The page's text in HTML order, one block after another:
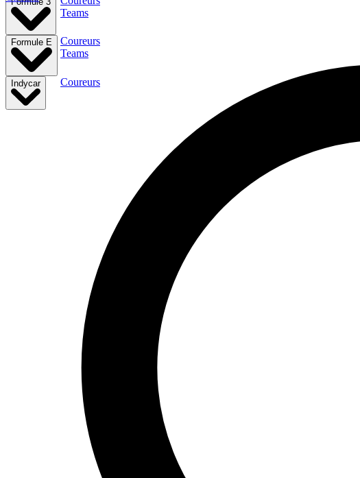
Teams
Formule E
Coureurs
Teams
Indycar Coureurs